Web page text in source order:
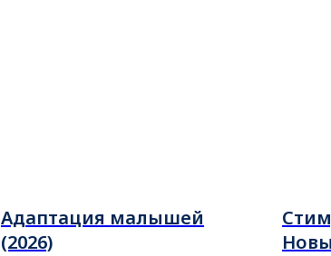
Адаптация малышей
(2026)